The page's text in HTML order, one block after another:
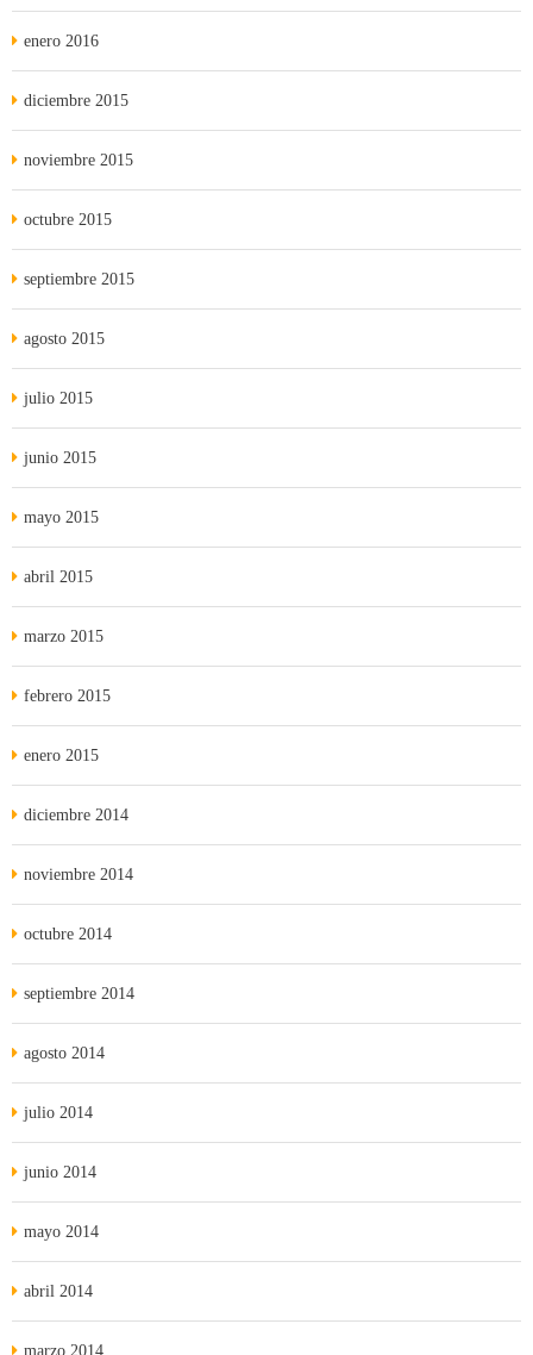
enero 2016
diciembre 2015
noviembre 2015
octubre 2015
septiembre 2015
agosto 2015
julio 2015
junio 2015
mayo 2015
abril 2015
marzo 2015
febrero 2015
enero 2015
diciembre 2014
noviembre 2014
octubre 2014
septiembre 2014
agosto 2014
julio 2014
junio 2014
mayo 2014
abril 2014
marzo 2014